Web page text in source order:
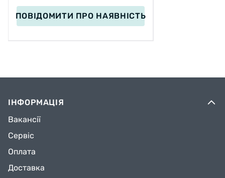
ПОВІДОМИТИ ПРО НАЯВНІСТЬ
ІНФОРМАЦІЯ
Вакансії
Сервіс
Оплата
Доставка